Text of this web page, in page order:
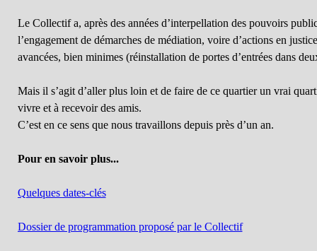
Le Collectif a, après des années d’interpellation des pouvoirs
l’engagement de démarches de médiation, voire d’actions en
avancées, bien minimes (réinstallation de portes d’entrées dans
Mais il s’agit d’aller plus loin et de faire de ce quartier un vrai
vivre et à recevoir des amis.
C’est en ce sens que nous travaillons depuis près d’un an.
Pour en savoir plus...
Quelques dates-clés
Dossier de programmation proposé par le Collectif